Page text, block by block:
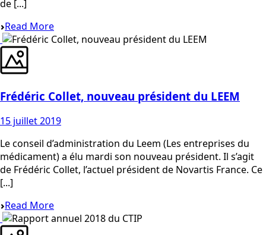
de [...]
Read More
Frédéric Collet, nouveau président du LEEM
15 juillet 2019
Le conseil d’administration du Leem (Les entreprises du
médicament) a élu mardi son nouveau président. Il s’agit
de Frédéric Collet, l’actuel président de Novartis France. Ce
[...]
Read More